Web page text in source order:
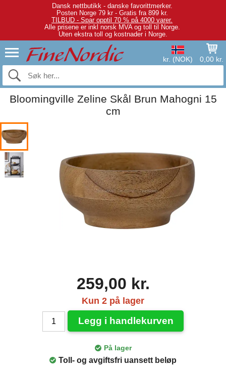
Dansk nettbutikk - danske favorittmerker.
Posten Norge 79 kr - Gratis fra 899 kr.
TILBUD - Spar opptil 70 % på 4000 varer.
Alle prisene er inkl norsk MVA og toll til Norge.
Uten ekstra toll og kostnader i Norge.
kr. (NOK) 0,00 kr.
Bloomingville Zeline Skål Brun Mahogni 15
cm
259,00 kr.
Kun 2 på lager
Legg i handlekurven
På lager
Toll- og avgiftsfri uansett beløp